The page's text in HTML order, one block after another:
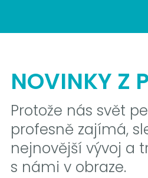
NOVINKY Z
Protože nás svět
profesně zajímá,
nejnovější vývoj a
s námi v obraze.